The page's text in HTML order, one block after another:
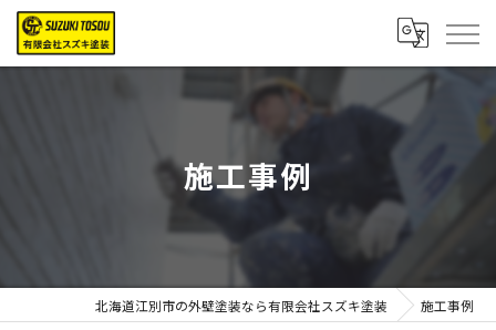
施工事例
北海道江別市の外壁塗装なら有限会社スズキ塗装 施工事例